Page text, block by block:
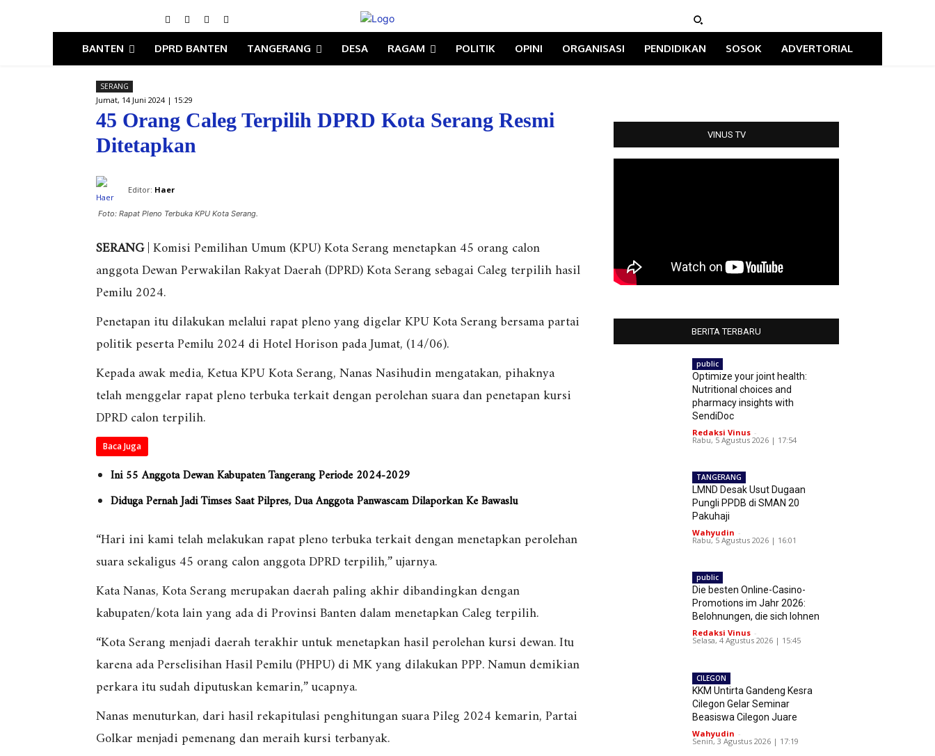
BANTEN DPRD BANTEN TANGERANG DESA RAGAM POLITIK OPINI ORGANISASI PENDIDIKAN SOSOK ADVERTORIAL
SERANG
Jumat, 14 Juni 2024 | 15:29
45 Orang Caleg Terpilih DPRD Kota Serang Resmi
Ditetapkan
Editor: Haer
Foto: Rapat Pleno Terbuka KPU Kota Serang.
SERANG| Komisi Pemilihan Umum (KPU) Kota Serang menetapkan 45 orang calon
anggota Dewan Perwakilan Rakyat Daerah (DPRD) Kota Serang sebagai Caleg terpilih hasil
Pemilu 2024.
Penetapan itu dilakukan melalui rapat pleno yang digelar KPU Kota Serang bersama partai
politik peserta Pemilu 2024 di Hotel Horison pada Jumat, (14/06).
Kepada awak media, Ketua KPU Kota Serang, Nanas Nasihudin mengatakan, pihaknya
telah menggelar rapat pleno terbuka terkait dengan perolehan suara dan penetapan kursi
DPRD calon terpilih.
Baca Juga
Ini 55 Anggota Dewan Kabupaten Tangerang Periode 2024-2029
Diduga Pernah Jadi Timses Saat Pilpres, Dua Anggota Panwascam Dilaporkan Ke Bawaslu
“Hari ini kami telah melakukan rapat pleno terbuka terkait dengan menetapkan perolehan
suara sekaligus 45 orang calon anggota DPRD terpilih,” ujarnya.
Kata Nanas, Kota Serang merupakan daerah paling akhir dibandingkan dengan
kabupaten/kota lain yang ada di Provinsi Banten dalam menetapkan Caleg terpilih.
“Kota Serang menjadi daerah terakhir untuk menetapkan hasil perolehan kursi dewan. Itu
karena ada Perselisihan Hasil Pemilu (PHPU) di MK yang dilakukan PPP. Namun demikian
perkara itu sudah diputuskan kemarin,” ucapnya.
Nanas menuturkan, dari hasil rekapitulasi penghitungan suara Pileg 2024 kemarin, Partai
Golkar menjadi pemenang dan meraih kursi terbanyak.
VINUS TV
BERITA TERBARU
public
Optimize your joint health:
Nutritional choices and
pharmacy insights with
SendiDoc
Redaksi Vinus -
Rabu, 5 Agustus 2026 | 17:54
TANGERANG
LMND Desak Usut Dugaan
Pungli PPDB di SMAN 20
Pakuhaji
Wahyudin -
Rabu, 5 Agustus 2026 | 16:01
public
Die besten Online-Casino-
Promotions im Jahr 2026:
Belohnungen, die sich lohnen
Redaksi Vinus -
Selasa, 4 Agustus 2026 | 15:45
CILEGON
KKM Untirta Gandeng Kesra
Cilegon Gelar Seminar
Beasiswa Cilegon Juare
Wahyudin -
Senin, 3 Agustus 2026 | 17:19